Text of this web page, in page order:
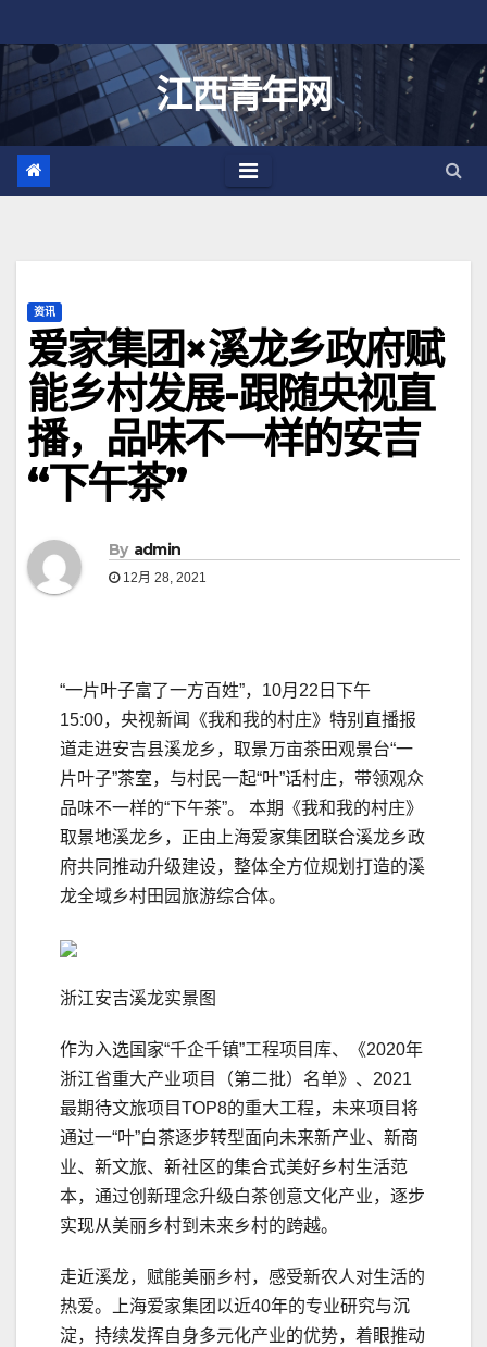
至
江西青年网
资讯
爱家集团×溪龙乡政府赋
能乡村发展-跟随央视直
播，品味不一样的安吉
“下午茶”
By admin
12月 28, 2021
“一片叶子富了一方百姓”，10月22日下午
15:00，央视新闻《我和我的村庄》特别直播报
道走进安吉县溪龙乡，取景万亩茶田观景台“一
片叶子”茶室，与村民一起“叶”话村庄，带领观众
品味不一样的“下午茶”。 本期《我和我的村庄》
取景地溪龙乡，正由上海爱家集团联合溪龙乡政
府共同推动升级建设，整体全方位规划打造的溪
龙全域乡村田园旅游综合体。
浙江安吉溪龙实景图
作为入选国家“千企千镇”工程项⽬库、《2020年
浙江省重大产业项目（第二批）名单》、2021
最期待文旅项目TOP8的重大工程，未来项目将
通过一“叶”白茶逐步转型面向未来新产业、新商
业、新文旅、新社区的集合式美好乡村生活范
本，通过创新理念升级白茶创意文化产业，逐步
实现从美丽乡村到未来乡村的跨越。
走近溪龙，赋能美丽乡村，感受新农人对生活的
热爱。上海爱家集团以近40年的专业研究与沉
淀，持续发挥自身多元化产业的优势，着眼推动